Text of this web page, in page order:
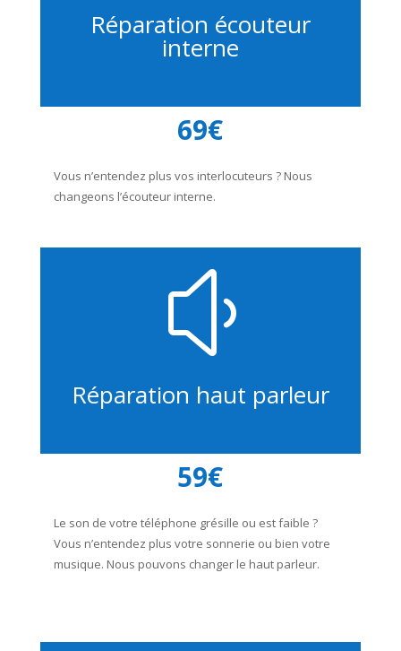
Réparation écouteur
interne
69€
Vous n’entendez plus vos interlocuteurs ? Nous
changeons l’écouteur interne.
y
Réparation haut parleur
59€
Le son de votre téléphone grésille ou est faible ?
Vous n’entendez plus votre sonnerie ou bien votre
musique. Nous pouvons changer le haut parleur.